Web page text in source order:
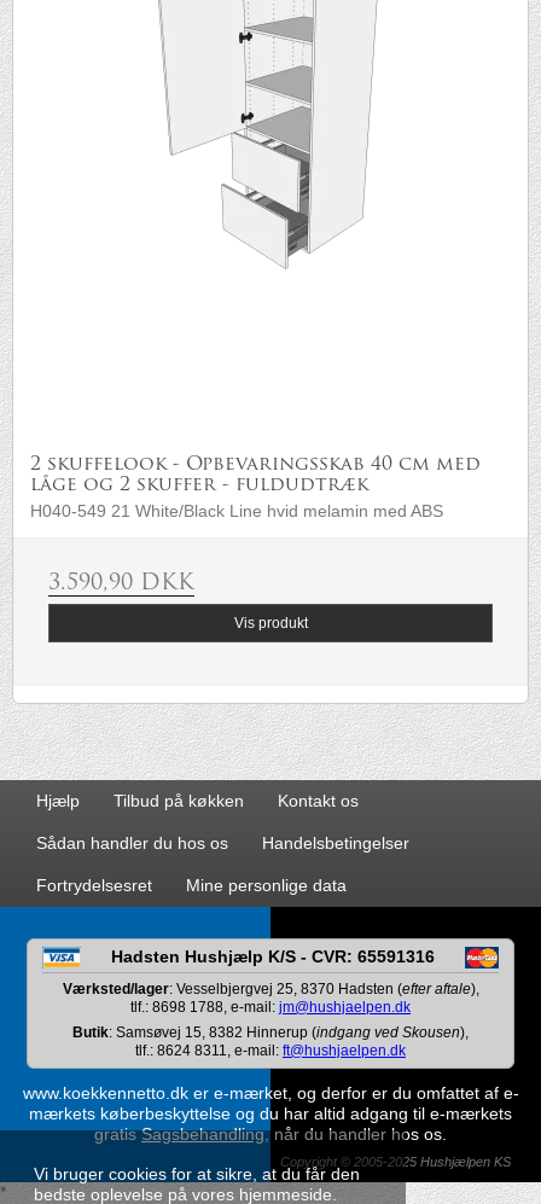
Vi bruger cookies for at sikre, at du får den
bedste oplevelse på vores hjemmeside.
2 skuffelook - Opbevaringsskab 40 cm med
låge og 2 skuffer - fuldudtræk
H040-549 21 White/Black Line hvid melamin med ABS
3.590,90 DKK
Vis produkt
Hjælp Tilbud på køkken Kontakt os
Sådan handler du hos os Handelsbetingelser
Fortrydelsesret Mine personlige data
Hadsten Hushjælp K/S - CVR: 65591316
Værksted/lager: Vesselbjergvej 25, 8370 Hadsten (efter aftale),
tlf.: 8698 1788, e-mail: jm@hushjaelpen.dk
Butik: Samsøvej 15, 8382 Hinnerup (indgang ved Skousen),
tlf.: 8624 8311, e-mail: ft@hushjaelpen.dk
www.koekkennetto.dk er e-mærket, og derfor er du omfattet af e-
mærkets køberbeskyttelse og du har altid adgang til e-mærkets
gratisSagsbehandling, når du handler hos os.
Copyright © 2005-2025 Hushjælpen KS
*